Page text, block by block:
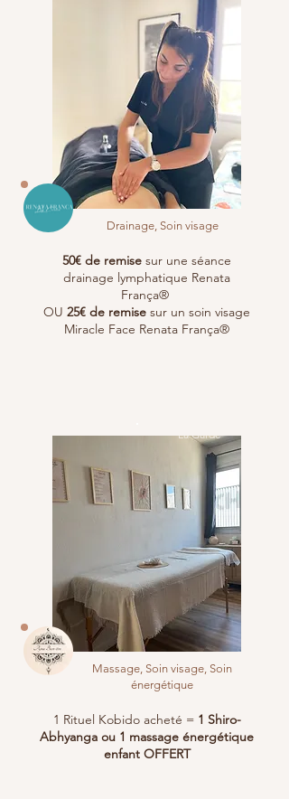
Drainage, Soin visage
50€ de remise sur une séance
drainage lymphatique Renata
França®
OU 25€ de remise sur un soin visage
Miracle Face Renata França®
Massage, Soin visage, Soin
énergétique
1 Rituel Kobido acheté = 1 Shiro-
Abhyanga ou 1 massage énergétique
enfant OFFERT
La Garde